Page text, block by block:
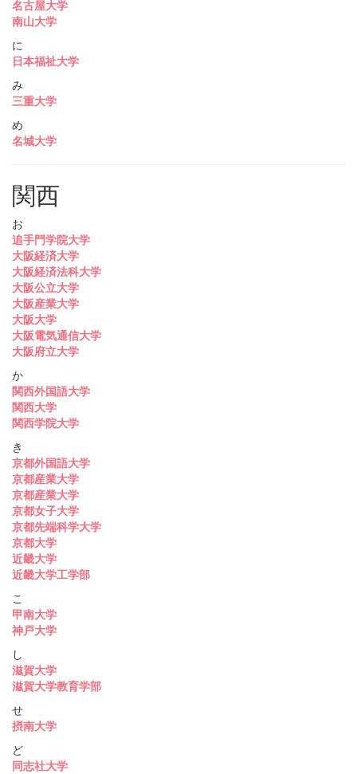
名古屋大学
南山大学
に
日本福祉大学
み
三重大学
め
名城大学
関西
お
追手門学院大学
大阪経済大学
大阪経済法科大学
大阪公立大学
大阪産業大学
大阪大学
大阪電気通信大学
大阪府立大学
か
関西外国語大学
関西大学
関西学院大学
き
京都外国語大学
京都産業大学
京都産業大学
京都女子大学
京都先端科学大学
京都大学
近畿大学
近畿大学工学部
こ
甲南大学
神戸大学
し
滋賀大学
滋賀大学教育学部
せ
摂南大学
ど
同志社大学